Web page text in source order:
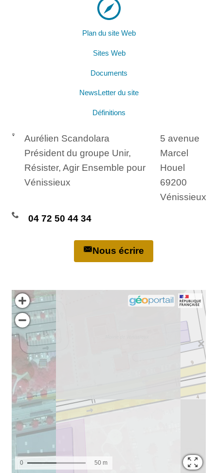
Plan du site Web
Sites Web
Documents
NewsLetter du site
Définitions
Aurélien Scandolara
Président du groupe Unir,
Résister, Agir Ensemble pour
Vénissieux
5 avenue
Marcel
Houel
69200
Vénissieux
04 72 50 44 34
Nous écrire